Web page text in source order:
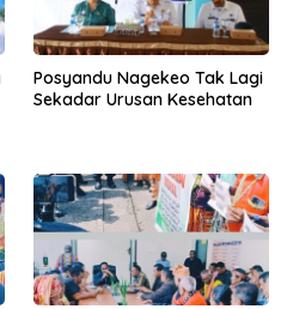
Posyandu Nagekeo Tak Lagi
Sekadar Urusan Kesehatan